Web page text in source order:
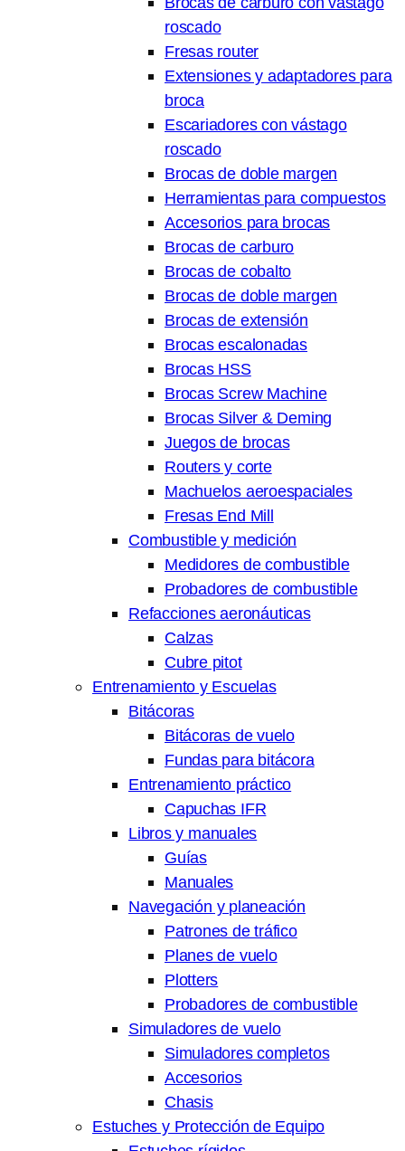
roscado
Fresas router
Extensiones y adaptadores para
broca
Escariadores con vástago
roscado
Brocas de doble margen
Herramientas para compuestos
Accesorios para brocas
Brocas de carburo
Brocas de cobalto
Brocas de doble margen
Brocas de extensión
Brocas escalonadas
Brocas HSS
Brocas Screw Machine
Brocas Silver & Deming
Juegos de brocas
Routers y corte
Machuelos aeroespaciales
Fresas End Mill
Combustible y medición
Medidores de combustible
Probadores de combustible
Refacciones aeronáuticas
Calzas
Cubre pitot
Entrenamiento y Escuelas
Bitácoras
Bitácoras de vuelo
Fundas para bitácora
Entrenamiento práctico
Capuchas IFR
Libros y manuales
Guías
Manuales
Navegación y planeación
Patrones de tráfico
Planes de vuelo
Plotters
Probadores de combustible
Simuladores de vuelo
Simuladores completos
Accesorios
Chasis
Estuches y Protección de Equipo